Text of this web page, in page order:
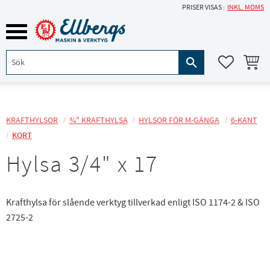
Meny
PRISER VISAS INKL. MOMS
KRAFTHYLSOR ¾" KRAFTHYLSA HYLSOR FÖR M-GÄNGA
6-KANT
KORT
Hylsa 3/4" x 17
Krafthylsa för slående verktyg tillverkad enligt ISO 1174-2 & ISO
2725-2